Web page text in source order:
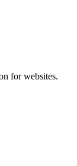
for websites.